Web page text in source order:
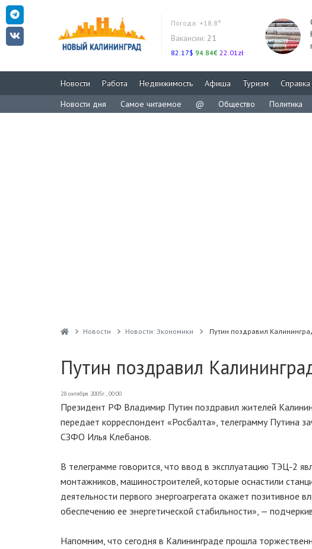
Погода: +18.8°
Вакансии: 21
82.17$ 94.84€ 22.01zł
Новости Работа Недвижимость Афиша Туризм Справка
Новости дня
Самое читаемое @ Общество Политика
Новости Новости: Экономики Путин поздравил
Путин поздравил
28 октября 2005г., 00:00
Президент РФ Владимир Путин поздравил жителей
передает корреспондент «Росбалта», телеграмму Путина
СЗФО Илья Клебанов.
В телеграмме говорится, что ввод в эксплуатацию ТЭЦ-2
монтажников, машиностроителей, которые оснастили
деятельности первого энергоагрегата окажет позитивное
обеспечению ее энергетической стабильности», —
Напомним, что сегодня в Калининграде прошла